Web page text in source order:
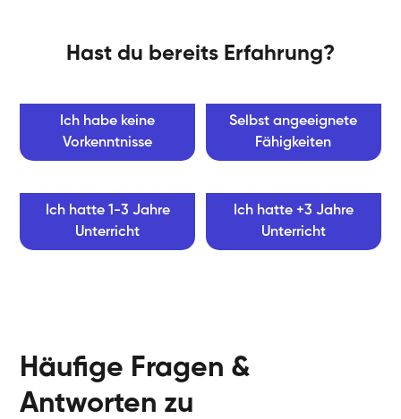
Hast du bereits Erfahrung?
Ich habe keine
Vorkenntnisse
Selbst angeeignete
Fähigkeiten
Ich hatte 1-3 Jahre
Unterricht
Ich hatte +3 Jahre
Unterricht
Häufige Fragen &
Antworten zu